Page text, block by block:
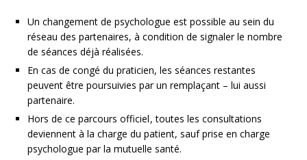
Un changement de psychologue est possible au sein du
réseau des partenaires, à condition de signaler le nombre
de séances déjà réalisées.
En cas de congé du praticien, les séances restantes
peuvent être poursuivies par un remplaçant – lui aussi
partenaire.
Hors de ce parcours officiel , toutes les consultations
deviennent à la charge du patient, sauf prise en charge
psychologue par la mutuelle santé.